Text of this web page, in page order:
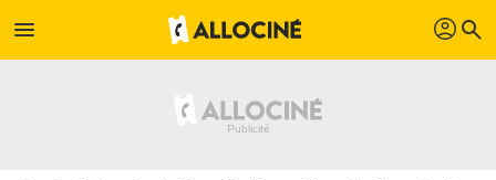
menu profil search